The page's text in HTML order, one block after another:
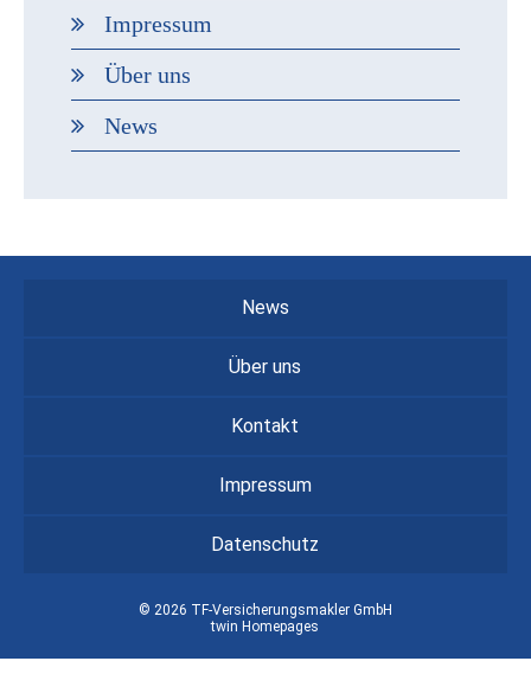
Impressum
Über uns
News
News
Über uns
Kontakt
Impressum
Datenschutz
© 2026 TF-Versicherungsmakler GmbH
twin Homepages